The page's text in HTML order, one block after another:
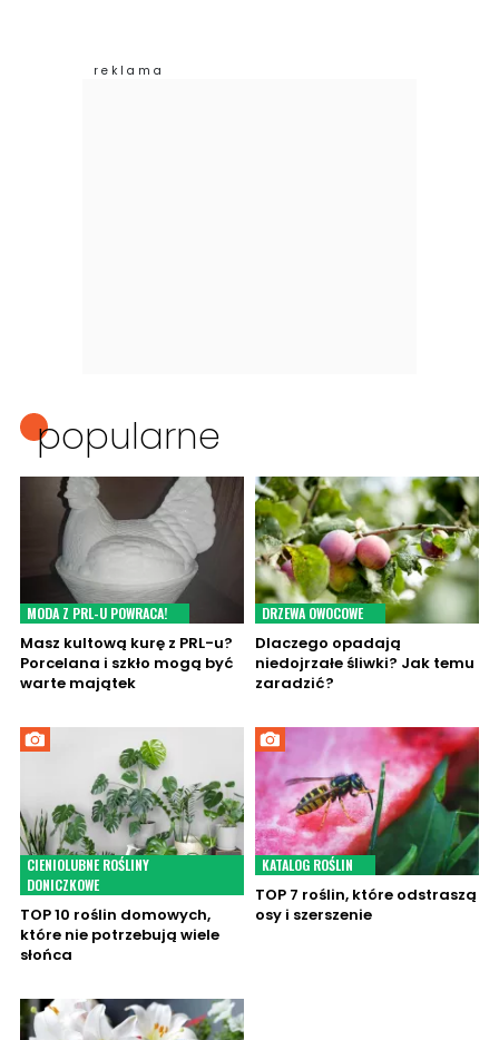
popularne
MODA Z PRL-U POWRACA!
Masz kultową kurę z PRL-u?
Porcelana i szkło mogą być
warte majątek
DRZEWA OWOCOWE
Dlaczego opadają
niedojrzałe śliwki? Jak temu
zaradzić?
CIENIOLUBNE ROŚLINY
DONICZKOWE
TOP 10 roślin domowych,
które nie potrzebują wiele
słońca
KATALOG ROŚLIN
TOP 7 roślin, które odstraszą
osy i szerszenie